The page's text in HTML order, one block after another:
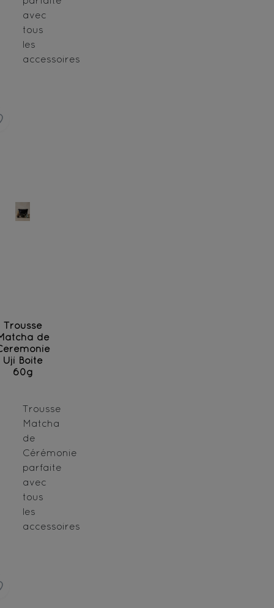
avec
tous
les
accessoires
Trousse
de
Uji Boite
60g
Trousse
Matcha
de
Cérémonie
parfaite
avec
tous
les
accessoires